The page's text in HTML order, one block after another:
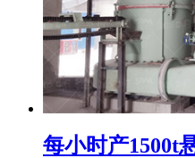
每小时产1500t